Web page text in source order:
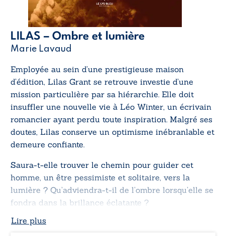
LILAS – Ombre et lumière
Marie Lavaud
Employée au sein d’une prestigieuse maison
d’édition, Lilas Grant se retrouve investie d’une
mission particulière par sa hiérarchie. Elle doit
insuffler une nouvelle vie à Léo Winter, un écrivain
romancier ayant perdu toute inspiration. Malgré ses
doutes, Lilas conserve un optimisme inébranlable et
demeure confiante.
Saura-t-elle trouver le chemin pour guider cet
homme, un être pessimiste et solitaire, vers la
lumière ? Qu’adviendra-t-il de l’ombre lorsqu’elle se
fondra dans la brillance éclatante ?
Lire plus